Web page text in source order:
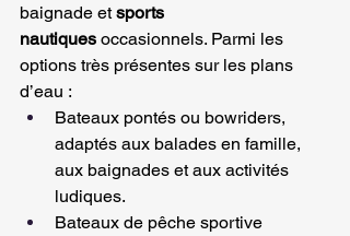
baignade et sports
nautiques occasionnels. Parmi les
options très présentes sur les plans
d’eau :
Bateaux pontés ou bowriders,
adaptés aux balades en famille,
aux baignades et aux activités
ludiques.
Bateaux de pêche sportive